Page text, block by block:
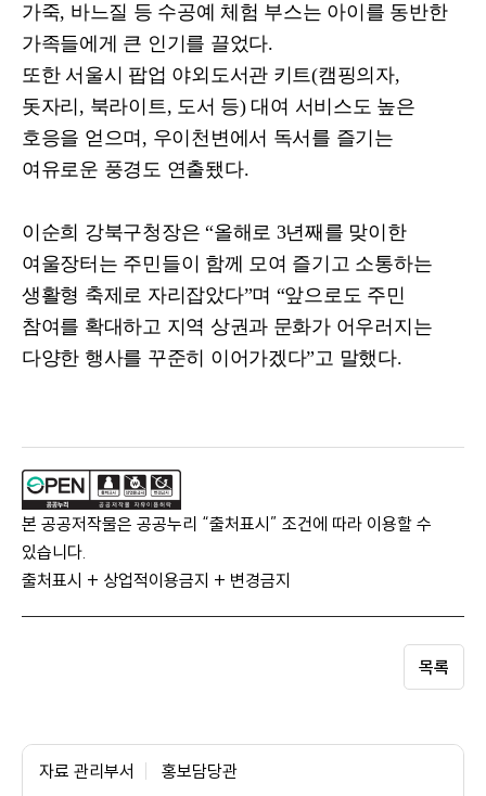
가죽, 바느질 등 수공예 체험 부스는 아이를 동반한
가족들에게 큰 인기를 끌었다.
또한 서울시 팝업 야외도서관 키트(캠핑의자,
돗자리 , 북라이트, 도서 등) 대여 서비스도 높은
호응을 얻으며 , 우이천변에서 독서를 즐기는
여유로운 풍경도 연출됐다.
이순희 강북구청장은“올해로 3년째를 맞이한
여울장터는 주민들이 함께 모여 즐기고 소통하는
생활형 축제로 자리잡았다”며 “앞으로도 주민
참여를 확대하고 지역 상권과 문화가 어우러지는
다양한 행사를 꾸준히 이어가겠다”고 말했다.
본 공공저작물은 공공누리 “출처표시” 조건에 따라 이용할 수
있습니다.
출처표시 + 상업적이용금지 + 변경금지
목록
자료 관리부서
홍보담당관